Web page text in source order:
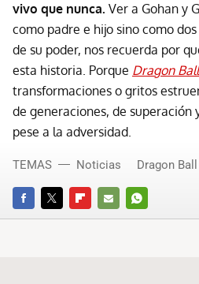
vivo que nunca. Ver a Gohan y
como padre e hijo sino como
de su poder, nos recuerda por
esta historia. Porque Dragon Ball
transformaciones o gritos
de generaciones, de superación
pese a la adversidad.
FACEBOOKTWITTERFLIPBOARD
E-
WHATSAPP
TEMAS Noticias Dragon Ball